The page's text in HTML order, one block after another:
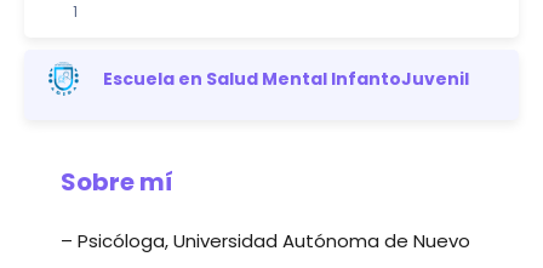
1
Escuela en Salud Mental InfantoJuvenil
Sobre mí
– Psicóloga, Universidad Autónoma de Nuevo